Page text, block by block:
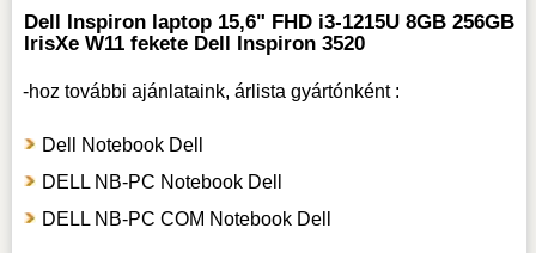
Dell Inspiron laptop 15,6" FHD i3-1215U 8GB 256GB
IrisXe W11 fekete Dell Inspiron 3520
-hoz további ajánlataink, árlista gyártónként :
Dell Notebook Dell
DELL NB-PC Notebook Dell
DELL NB-PC COM Notebook Dell